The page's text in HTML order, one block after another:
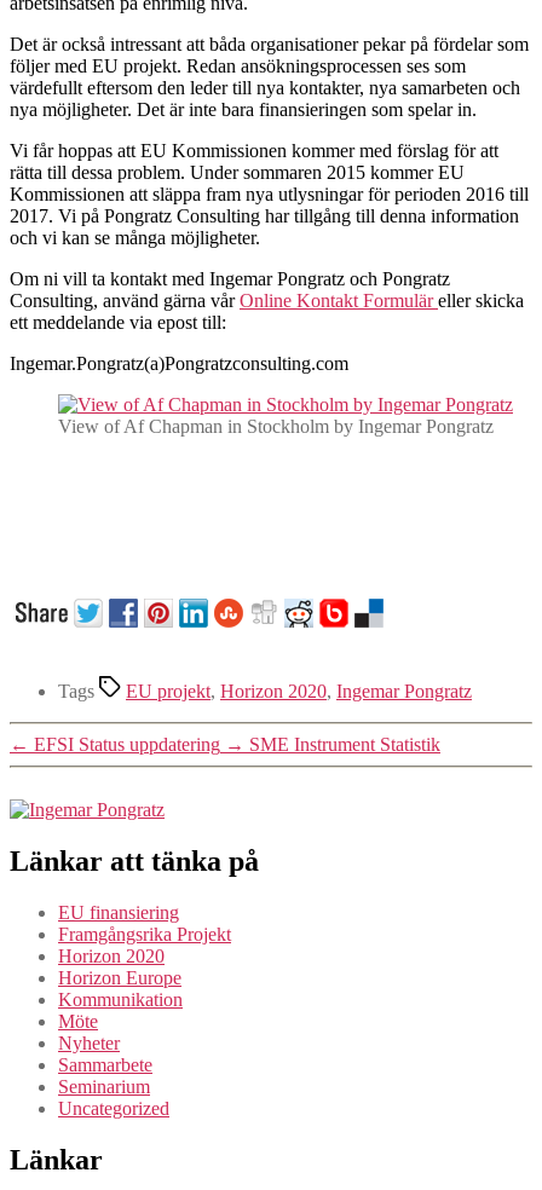
Det är också intressant att båda organisationer pekar på fördelar som
följer med EU projekt. Redan ansökningsprocessen ses som
värdefullt eftersom den leder till nya kontakter, nya samarbeten och
nya möjligheter. Det är inte bara finansieringen som spelar in.
Vi får hoppas att EU Kommissionen kommer med förslag för att
rätta till dessa problem. Under sommaren 2015 kommer EU
Kommissionen att släppa fram nya utlysningar för perioden 2016 till
2017. Vi på Pongratz Consulting har tillgång till denna information
och vi kan se många möjligheter.
Om ni vill ta kontakt med Ingemar Pongratz och Pongratz
Consulting, använd gärna vårOnline Kontakt Formuläreller skicka
ett meddelande via epost till:
Ingemar.Pongratz(a)Pongratzconsulting.com
View of Af Chapman in Stockholm by Ingemar Pongratz
Tags EU projekt, Horizon 2020, Ingemar Pongratz
← EFSI Status uppdatering → SME Instrument Statistik
Länkar att tänka på
EU finansiering
Framgångsrika Projekt
Horizon 2020
Horizon Europe
Kommunikation
Möte
Nyheter
Sammarbete
Seminarium
Uncategorized
Länkar